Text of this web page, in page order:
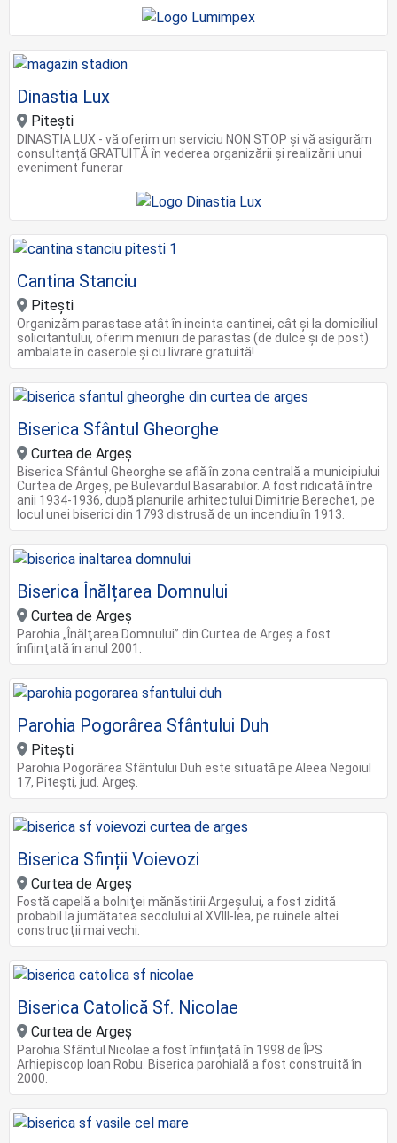
Dinastia Lux
Pitești
DINASTIA LUX - vă oferim un serviciu NON STOP și vă asigurăm
consultanță GRATUITĂ în vederea organizării și realizării unui
eveniment funerar
Cantina Stanciu
Pitești
Organizăm parastase atât în incinta cantinei, cât și la domiciliul
solicitantului, oferim meniuri de parastas (de dulce și de post)
ambalate în caserole și cu livrare gratuită!
Biserica Sfântul Gheorghe
Curtea de Argeș
Biserica Sfântul Gheorghe se află în zona centrală a municipiului
Curtea de Argeș, pe Bulevardul Basarabilor. A fost ridicată între
anii 1934-1936, după planurile arhitectului Dimitrie Berechet, pe
locul unei biserici din 1793 distrusă de un incendiu în 1913.
Biserica Înălțarea Domnului
Curtea de Argeș
Parohia „Înălţarea Domnului” din Curtea de Argeş a fost
înfiinţată în anul 2001.
Parohia Pogorârea Sfântului Duh
Pitești
Parohia Pogorârea Sfântului Duh este situată pe Aleea Negoiul
17, Pitești, jud. Argeș.
Biserica Sfinții Voievozi
Curtea de Argeș
Fostă capelă a bolniţei mănăstirii Argeşului, a fost zidită
probabil la jumătatea secolului al XVIII-lea, pe ruinele altei
construcţii mai vechi.
Biserica Catolică Sf. Nicolae
Curtea de Argeș
Parohia Sfântul Nicolae a fost înființată în 1998 de ÎPS
Arhiepiscop Ioan Robu. Biserica parohială a fost construită în
2000.